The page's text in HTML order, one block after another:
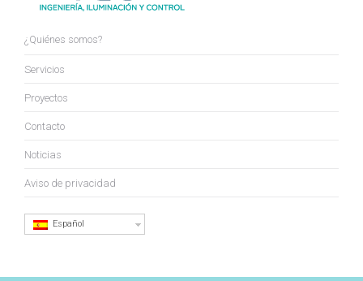
¿Quiénes somos?
Servicios
Proyectos
Contacto
Noticias
Aviso de privacidad
Español